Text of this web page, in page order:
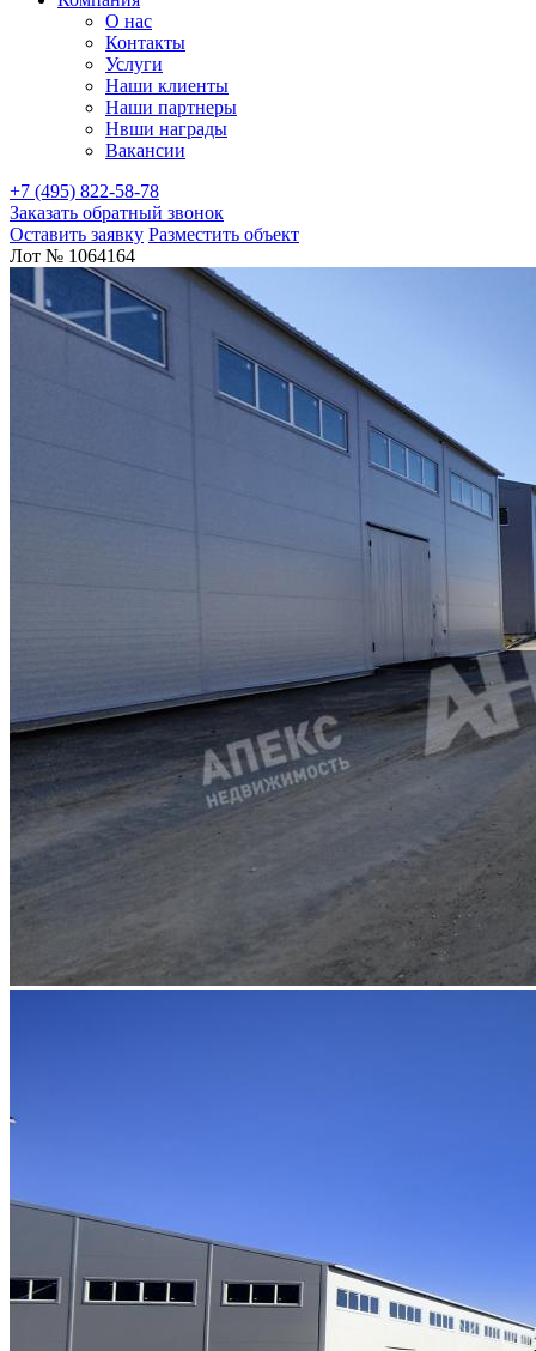
О нас
Контакты
Услуги
Наши клиенты
Наши партнеры
Нвши награды
Вакансии
+7 (495) 822-58-78
Заказать обратный звонок
Оставить заявку Разместить объект
Лот № 1064164